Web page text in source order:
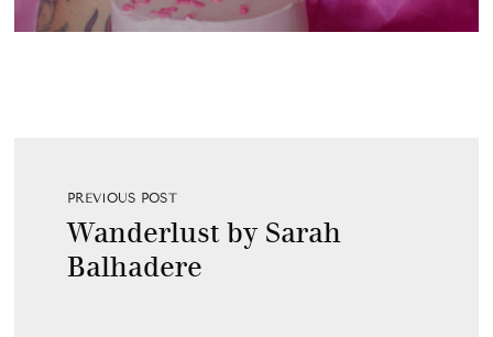
PREVIOUS POST
Wanderlust by Sarah
Balhadere